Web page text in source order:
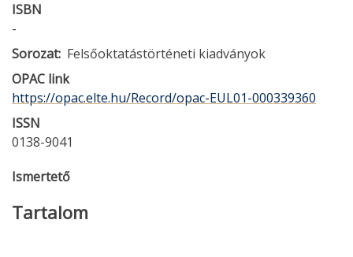
ISBN
-
Sorozat Felsőoktatástörténeti kiadványok
OPAC link
https://opac.elte.hu/Record/opac-EUL01-000339360
ISSN
0138-9041
Ismertető
Tartalom